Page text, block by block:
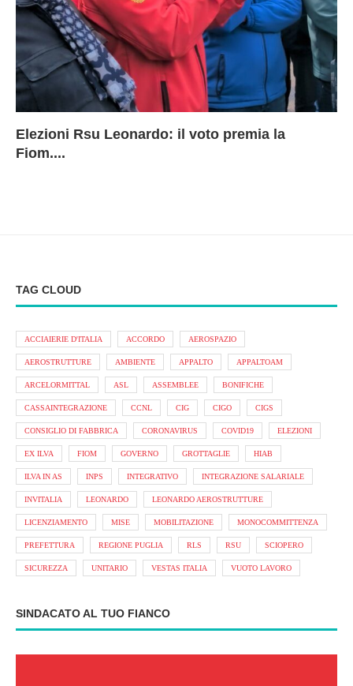
Elezioni Rsu Leonardo: il voto premia la
Fiom....
TAG CLOUD
ACCIAIERIE D'ITALIA ACCORDO AEROSPAZIO
AEROSTRUTTURE AMBIENTE APPALTO APPALTOAM
ARCELORMITTAL ASL ASSEMBLEE BONIFICHE
CASSAINTEGRAZIONE CCNL CIG CIGO CIGS
CONSIGLIO DI FABBRICA CORONAVIRUS COVID19 ELEZIONI
EX ILVA FIOM GOVERNO GROTTAGLIE HIAB
ILVA IN AS INPS INTEGRATIVO INTEGRAZIONE SALARIALE
INVITALIA LEONARDO LEONARDO AEROSTRUTTURE
LICENZIAMENTO MISE MOBILITAZIONE MONOCOMMITTENZA
PREFETTURA REGIONE PUGLIA RLS RSU SCIOPERO
SICUREZZA UNITARIO VESTAS ITALIA VUOTO LAVORO
SINDACATO AL TUO FIANCO